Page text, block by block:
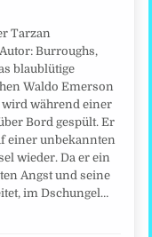
Tarzan
Burroughs,
blaublütige
Waldo Emerson
während einer
Bord gespült. Er
einer unbekannten
wieder. Da er ein
Angst und seine
im Dschungel…